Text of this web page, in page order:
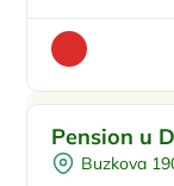
Pro turisty
Pro milovníky
Pension u
Buzkova